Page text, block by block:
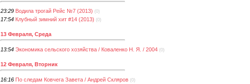
23:29 Водила трогай Рейс №7 (2013) (0)
17:54 Клубный зимний хит #14 (2013) (0)
13 Февраля, Среда
13:54 Экономика сельского хозяйства / Коваленко Н. Я. / 2004 (0)
12 Февраля, Вторник
16:16 По следам Ковчега Завета / Андрей Скляров (0)